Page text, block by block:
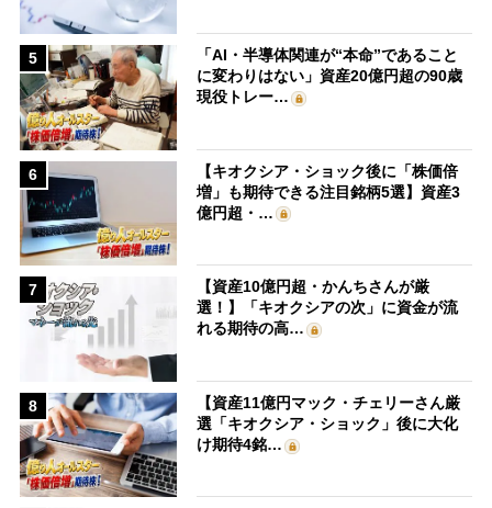
5
「AI・半導体関連が“本命”であること
に変わりはない」資産20億円超の90歳
現役トレー…
6
【キオクシア・ショック後に「株価倍
増」も期待できる注目銘柄5選】資産3
億円超・…
7
【資産10億円超・かんちさんが厳
選！】「キオクシアの次」に資金が流
れる期待の高…
8
【資産11億円マック・チェリーさん厳
選「キオクシア・ショック」後に大化
け期待4銘…